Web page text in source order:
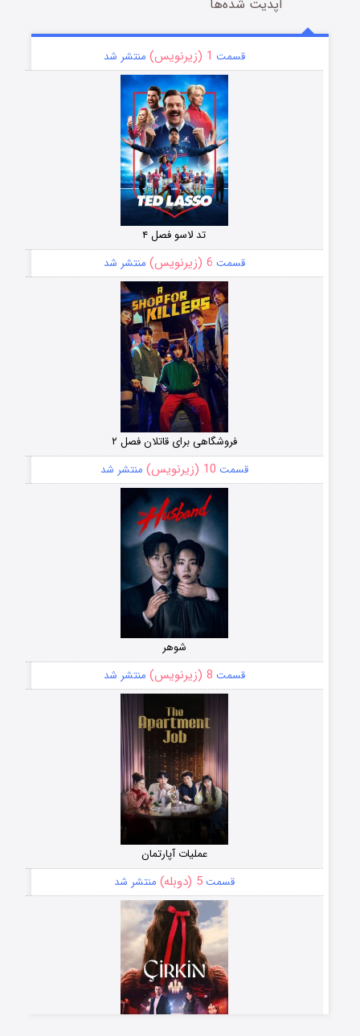
آپدیت شده‌ها
قسمت 1 (زیرنویس) منتشر شد
تد لاسو فصل ۴
قسمت 6 (زیرنویس) منتشر شد
فروشگاهی برای قاتلان فصل ۲
قسمت 10 (زیرنویس) منتشر شد
شوهر
قسمت 8 (زیرنویس) منتشر شد
عملیات آپارتمان
قسمت5 (دوبله) منتشر شد